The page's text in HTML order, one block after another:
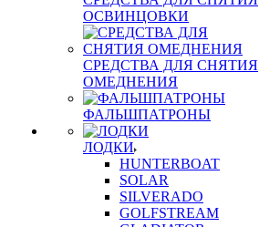
ОСВИНЦОВКИ
СРЕДСТВА ДЛЯ СНЯТИЯ
ОМЕДНЕНИЯ
ФАЛЬШПАТРОНЫ
ЛОДКИ
HUNTERBOAT
SOLAR
SILVERADO
GOLFSTREAM